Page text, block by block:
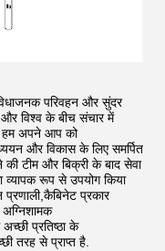
परिवहन और सुंदर
विश्व के बीच संचार में
हम अपने आप को
और विकास के लिए समर्पित
टीम और बिक्री के बाद सेवा
रूप से उपयोग किया
प्रकार
प्रतिष्ठा के
तरह से प्राप्त है.